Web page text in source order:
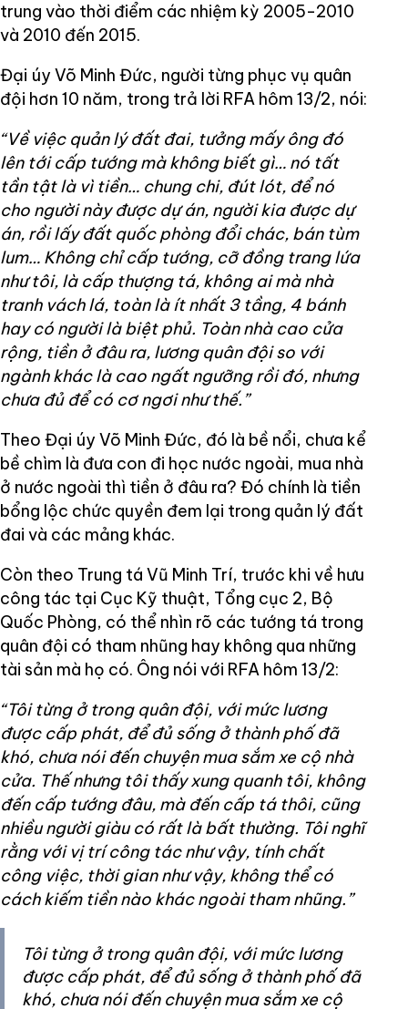
trung vào thời điểm các nhiệm kỳ 2005-2010
và 2010 đến 2015.
Đại úy Võ Minh Đức, người từng phục vụ quân
đội hơn 10 năm, trong trả lời RFA hôm 13/2, nói:
“Về việc quản lý đất đai, tưởng mấy ông đó
lên tới cấp tướng mà không biết gì… nó tất
tần tật là vì tiền… chung chi, đút lót, để nó
cho người này được dự án, người kia được dự
án, rồi lấy đất quốc phòng đổi chác, bán tùm
lum… Không chỉ cấp tướng, cỡ đồng trang lứa
như tôi, là cấp thượng tá, không ai mà nhà
tranh vách lá, toàn là ít nhất 3 tầng, 4 bánh
hay có người là biệt phủ. Toàn nhà cao cửa
rộng, tiền ở đâu ra, lương quân đội so với
ngành khác là cao ngất ngưỡng rồi đó, nhưng
chưa đủ để có cơ ngơi như thế.”
Theo Đại úy Võ Minh Đức, đó là bề nổi, chưa kể
bề chìm là đưa con đi học nước ngoài, mua nhà
ở nước ngoài thì tiền ở đâu ra? Đó chính là tiền
bổng lộc chức quyền đem lại trong quản lý đất
đai và các mảng khác.
Còn theo Trung tá Vũ Minh Trí, trước khi về hưu
công tác tại Cục Kỹ thuật, Tổng cục 2, Bộ
Quốc Phòng, có thể nhìn rõ các tướng tá trong
quân đội có tham nhũng hay không qua những
tài sản mà họ có. Ông nói với RFA hôm 13/2:
“Tôi từng ở trong quân đội, với mức lương
được cấp phát, để đủ sống ở thành phố đã
khó, chưa nói đến chuyện mua sắm xe cộ nhà
cửa. Thế nhưng tôi thấy xung quanh tôi, không
đến cấp tướng đâu, mà đến cấp tá thôi, cũng
nhiều người giàu có rất là bất thường. Tôi nghĩ
rằng với vị trí công tác như vậy, tính chất
công việc, thời gian như vậy, không thể có
cách kiếm tiền nào khác ngoài tham nhũng.”
Tôi từng ở trong quân đội, với mức lương
được cấp phát, để đủ sống ở thành phố đã
khó, chưa nói đến chuyện mua sắm xe cộ